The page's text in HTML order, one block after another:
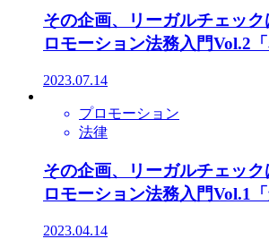
その企画、リーガルチェッ
ロモーション法務入門Vol.2
2023.07.14
プロモーション
法律
その企画、リーガルチェッ
ロモーション法務入門Vol.1
2023.04.14